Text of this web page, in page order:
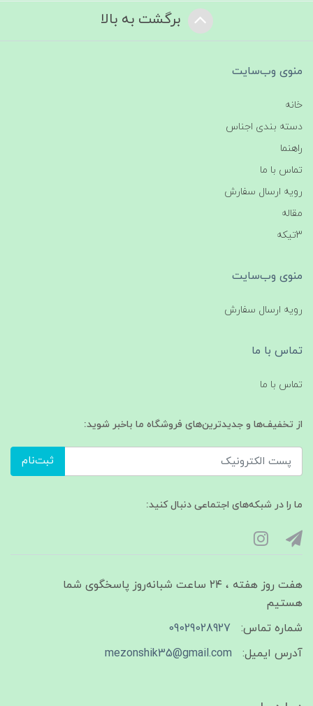
برگشت به بالا
منوی وب‌سایت
خانه
دسته بندی اجناس
راهنما
تماس با ما
رویه ارسال سفارش
مقاله
3تیکه
منوی وب‌سایت
رویه ارسال سفارش
تماس با ما
تماس با ما
از تخفیف‌ها و جدیدترین‌های فروشگاه ما باخبر شوید:
ثبت‌نام
ما را در شبکه‌های اجتماعی دنبال کنید:
هفت روز هفته ، ۲۴ ساعت شبانه‌روز پاسخگوی شما
هستیم
شماره تماس:
09029028927
آدرس ایمیل:
mezonshik35@gmail.com